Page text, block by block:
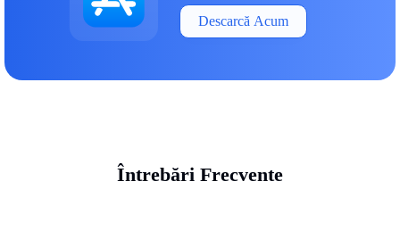
Descarcă Acum
Întrebări Frecvente